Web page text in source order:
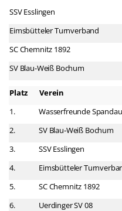
SSV Esslingen
Eimsbütteler Turnverband
SC Chemnitz 1892
SV Blau-Weiß Bochum
Platz Verein
1.
Wasserfreunde
2.
SV Blau‑Weiß Bochum
3.
SSV Esslingen
4.
Eimsbütteler
5.
SC Chemnitz 1892
6.
Uerdinger SV 08